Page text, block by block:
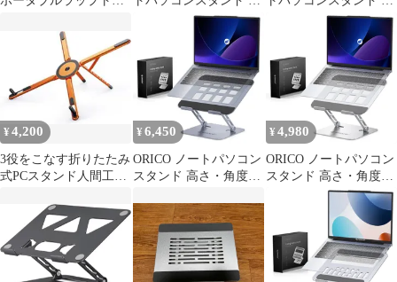
ABS素材、10段階折り
たたみノートホルダー
と冷却ベース、すべて
のラップトップに適し
たエルゴノミックデザ
イン☆感謝祭25%OFF
ホルダー 折りたたみ式
人間工学 無段階高さ&
角度調整可能 猫背＆姿
勢改善 放熱対策 滑り止
め 在宅仕事 つくえ 机
省スペース 軽量アルミ
製 ZOOM会議 Macbook
Air/Mac 3e40ac63
ホルダー 折りたたみ式
¥4,200
3役をこなす折りたたみ
式PCスタンド人間工学
イド式滑止設計
¥ 6,450
ORICO ノートパソコン
スタンド 高さ・角度無
対応 5kg耐荷重・安定
設計 PCスタンド エル
ゴノミクス設計 アルミ
ニウム合金 折りたたみ
式 省スペース 滑り止め
¥ 4,980
ORICO ノートパソコン
スタンド 高さ・角度無
段階調整 13～17インチ
対応 5kg耐荷重・安定
設計 PCスタンド エル
ゴノミクス設計 アルミ
ニウム合金 折りたたみ
式 省スペース 滑り止め